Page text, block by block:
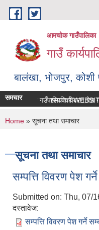
Skip to main content
आमचोक गाउँपालिका
गाउँ
बालंखा, भोजपुर, कोशी
आमचोक गउँपालिकाको
समचार सम्पत्ति विवरण पेश
You are here
Home » सूचना तथा समाचार
सूचना तथा समाचार
सम्पत्ति विवरण पेश
Submitted on: Thu, 07/
दस्तावेज:
सम्पत्ति विवरण पेश गर्ने